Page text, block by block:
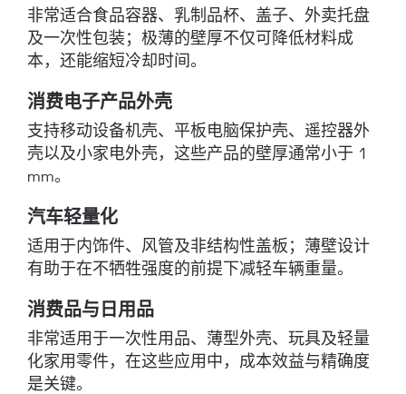
非常适合食品容器、乳制品杯、盖子、外卖托盘
及一次性包装；极薄的壁厚不仅可降低材料成
本，还能缩短冷却时间。
消费电子产品外壳
支持移动设备机壳、平板电脑保护壳、遥控器外
壳以及小家电外壳，这些产品的壁厚通常小于 1
mm。
汽车轻量化
适用于内饰件、风管及非结构性盖板；薄壁设计
有助于在不牺牲强度的前提下减轻车辆重量。
消费品与日用品
非常适用于一次性用品、薄型外壳、玩具及轻量
化家用零件，在这些应用中，成本效益与精确度
是关键。